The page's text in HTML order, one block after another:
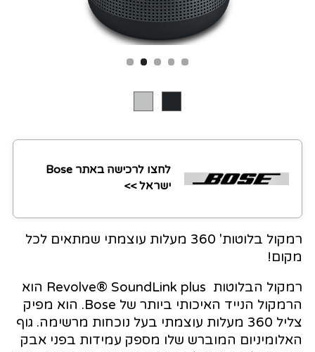
לחצו לרכישה באתר Bose
ישראל >>
רמקול בלוטות' 360 מעלות עוצמתי שמתאים לכל
מקום!
רמקול הבלוטות Revolve® SoundLink plus הוא
הרמקול הנייד האיכותי ביותר של Bose. הוא מפיק
צליל 360 מעלות עוצמתי בעל נוכחות מרשימה. גוף
האלומיניום המוברש שלו מספק עמידות בפני אבק